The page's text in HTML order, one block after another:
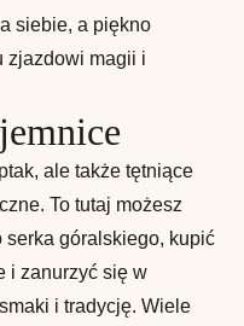
siebie, a piękno
zjazdowi magii i
ale także tętniące
To tutaj możesz
góralskiego, kupić
i zanurzyć się w
i tradycję. Wiele